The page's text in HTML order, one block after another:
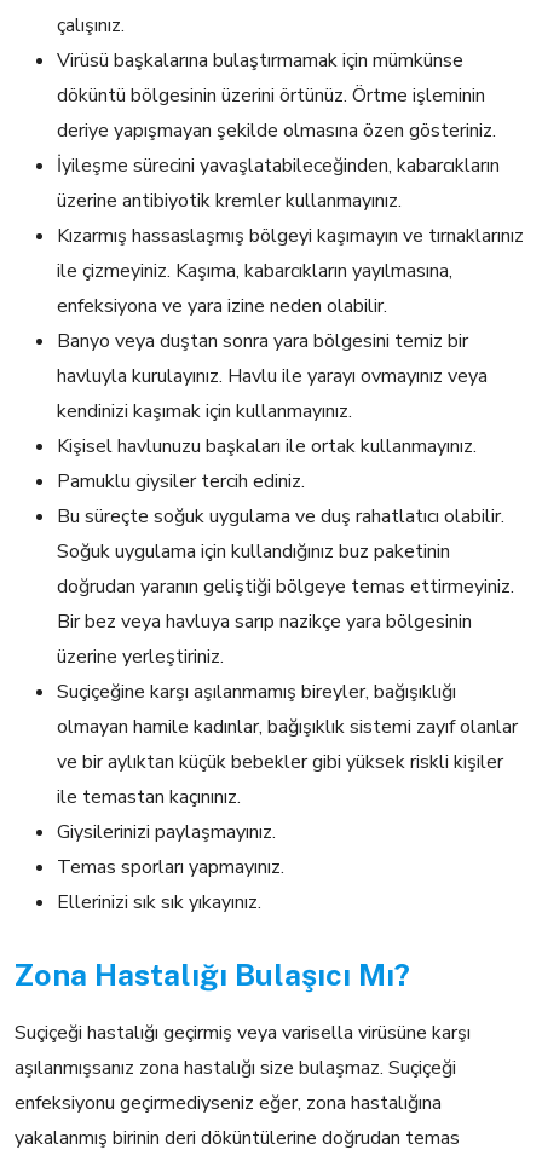
çalışınız.
Virüsü başkalarına bulaştırmamak için mümkünse
döküntü bölgesinin üzerini örtünüz. Örtme işleminin
deriye yapışmayan şekilde olmasına özen gösteriniz.
İyileşme sürecini yavaşlatabileceğinden, kabarcıkların
üzerine antibiyotik kremler kullanmayınız.
Kızarmış hassaslaşmış bölgeyi kaşımayın ve tırnaklarınız
ile çizmeyiniz. Kaşıma, kabarcıkların yayılmasına,
enfeksiyona ve yara izine neden olabilir.
Banyo veya duştan sonra yara bölgesini temiz bir
havluyla kurulayınız. Havlu ile yarayı ovmayınız veya
kendinizi kaşımak için kullanmayınız.
Kişisel havlunuzu başkaları ile ortak kullanmayınız.
Pamuklu giysiler tercih ediniz.
Bu süreçte soğuk uygulama ve duş rahatlatıcı olabilir.
Soğuk uygulama için kullandığınız buz paketinin
doğrudan yaranın geliştiği bölgeye temas ettirmeyiniz.
Bir bez veya havluya sarıp nazikçe yara bölgesinin
üzerine yerleştiriniz.
Suçiçeğine karşı aşılanmamış bireyler, bağışıklığı
olmayan hamile kadınlar, bağışıklık sistemi zayıf olanlar
ve bir aylıktan küçük bebekler gibi yüksek riskli kişiler
ile temastan kaçınınız.
Giysilerinizi paylaşmayınız.
Temas sporları yapmayınız.
Ellerinizi sık sık yıkayınız.
Zona Hastalığı Bulaşıcı Mı?
Suçiçeği hastalığı geçirmiş veya varisella virüsüne karşı
aşılanmışsanız zona hastalığı size bulaşmaz. Suçiçeği
enfeksiyonu geçirmediyseniz eğer, zona hastalığına
yakalanmış birinin deri döküntülerine doğrudan temas